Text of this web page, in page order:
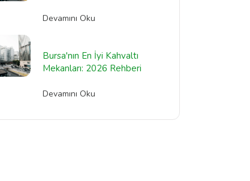
Devamını Oku
Bursa'nın En İyi Kahvaltı
Mekanları: 2026 Rehberi
Devamını Oku